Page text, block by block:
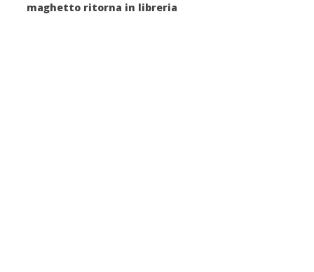
maghetto ritorna in libreria